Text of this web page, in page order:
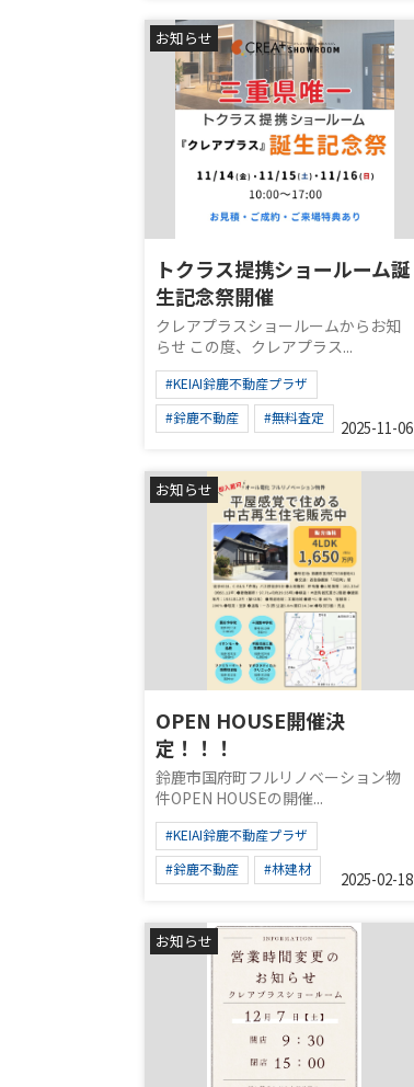
お知らせ
トクラス提携ショールーム誕
生記念祭開催
クレアプラスショールームからお知
らせ この度、クレアプラス...
#KEIAI鈴鹿不動産プラザ
#鈴鹿不動産
#無料査定
2025-11-06
お知らせ
OPEN HOUSE開催決
定！！！
鈴鹿市国府町フルリノベーション物
件OPEN HOUSEの開催...
#KEIAI鈴鹿不動産プラザ
#鈴鹿不動産
#林建材
2025-02-18
お知らせ